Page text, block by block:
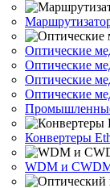
Оптические
Оптические
Оптические
Оптические
Конвертеры
WDM и